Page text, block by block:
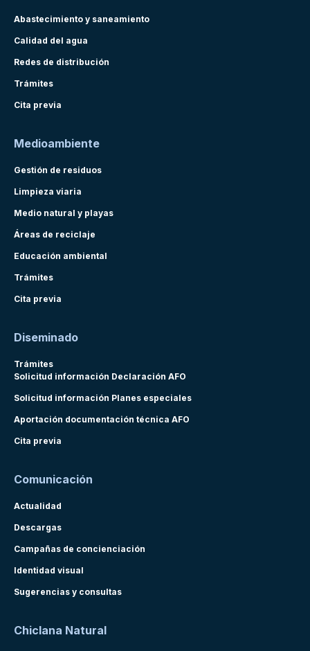
Abastecimiento y saneamiento
Calidad del agua
Redes de distribución
Trámites
Cita previa
Medioambiente
Gestión de residuos
Limpieza viaria
Medio natural y playas
Áreas de reciclaje
Educación ambiental
Trámites
Cita previa
Diseminado
Trámites
Solicitud información Declaración AFO
Solicitud información Planes especiales
Aportación documentación técnica AFO
Cita previa
Comunicación
Actualidad
Descargas
Campañas de concienciación
Identidad visual
Sugerencias y consultas
Chiclana Natural